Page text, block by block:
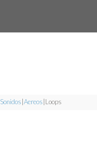
Sonidos Aereos Loops